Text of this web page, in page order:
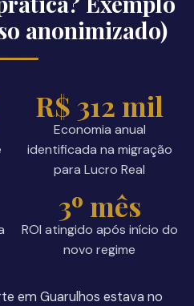
anonimizado)
R$ 312 mil
Economia anual
identificada na migração
para Lucro Real
3º mês
ROI atingido após início do
novo regime
em Guarulhos estava no